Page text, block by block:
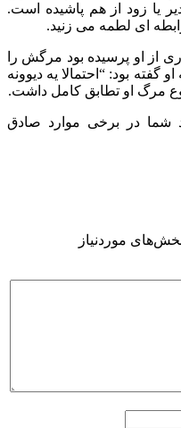
یا زود از هم پاشیده است.
ای لطمه می زنید.
از او پرسیده بود مرگش را
بود: “احتمالا یه دیوونه
نوع مرگ او تطابق کامل داشت.
شما در برخی موارد صادق
موردنیاز